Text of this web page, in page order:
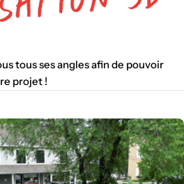
tous ses angles afin de pouvoir
projet !